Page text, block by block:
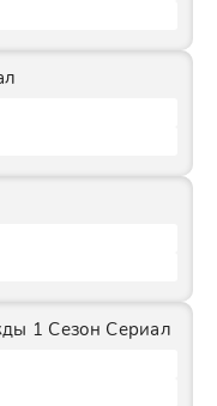
1 Сезон Сериал